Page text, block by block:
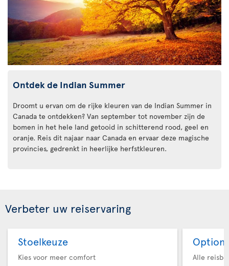
Ontdek de Indian Summer
Droomt u ervan om de rijke kleuren van de Indian Summer in
Canada te ontdekken? Van september tot november zijn de
bomen in het hele land getooid in schitterend rood, geel en
oranje. Reis dit najaar naar Canada en ervaar deze magische
provincies, gedrenkt in heerlijke herfstkleuren.
Verbeter uw reiservaring
Stoelkeuze
Kies voor meer comfort
Option
Alle